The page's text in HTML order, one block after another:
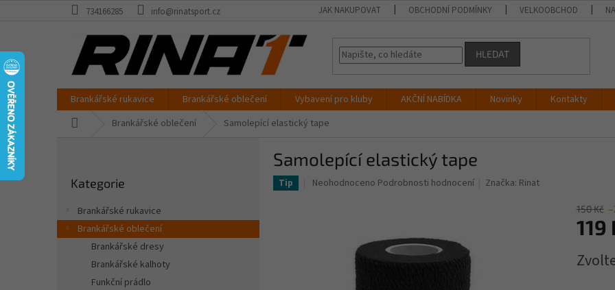
734166285 info@rinatsport.cz JAK NAKUPOVAT OBCHODNÍ PODMÍNKY VELKOOBCHOD
HLEDAT
Brankářské rukavice Brankářské oblečení Vybavení pro kluby AKČNÍ NABÍDKA Novinky Kontakty
Brankářské oblečení Samolepící elastický tape
a
n
kategorie
Kategorie
Brankářské rukavice
Brankářské oblečení
Brankářské dresy
Brankářské kalhoty
Funkční prádlo
Samolepící elastický tape
Tip
Průměrné
hvězdiček.
Neohodnoceno Podrobnosti hodnocení Značka: Rinat
150 Kč
119
cena: